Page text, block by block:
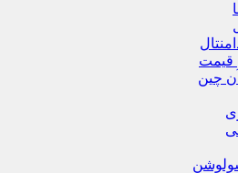
قیمت
چین